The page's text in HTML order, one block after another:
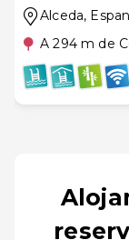
Alceda,
A 294 m de